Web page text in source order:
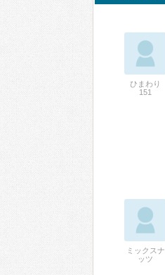
ひまわり
151
ミックスナ
ッツ